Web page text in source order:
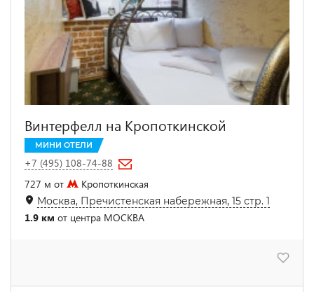
Винтерфелл на Кропоткинской
МИНИ ОТЕЛИ
+7 (495) 108-74-88
727 м от
Кропоткинская
Москва, Пречистенская набережная, 15 стр. 1
1.9 км от центра МОСКВА